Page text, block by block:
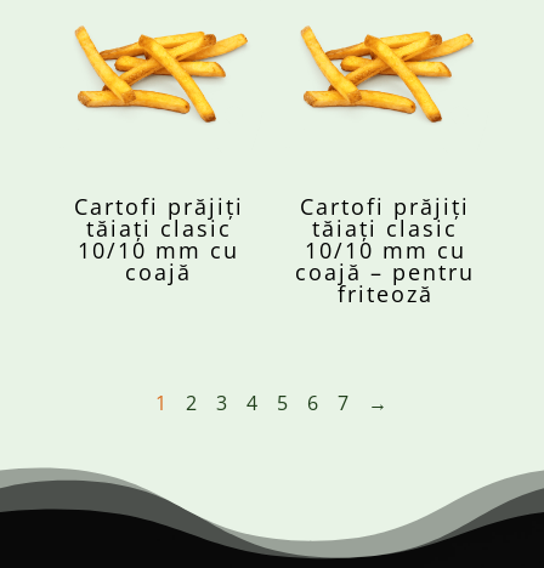
Cartofi prăjiți
tăiați clasic
10/10 mm cu
coajă
Cartofi prăjiți
tăiați clasic
10/10 mm cu
coajă – pentru
friteoză
1 2 3 4 5 6 7 →